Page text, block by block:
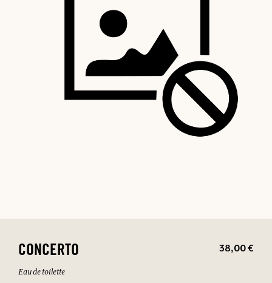
CONCERTO 38,00 €
Eau de toilette